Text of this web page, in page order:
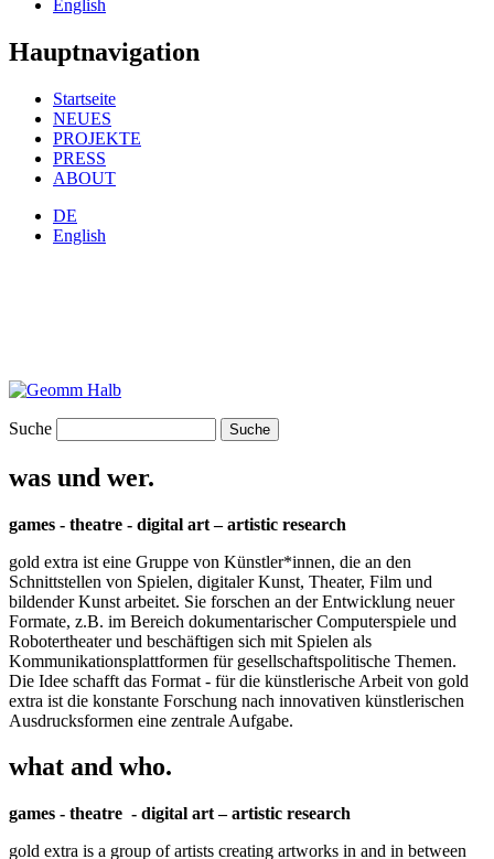
English
Hauptnavigation
Startseite
NEUES
PROJEKTE
PRESS
ABOUT
DE
English
Suche
was und wer.
games - theatre - digital art – artistic research
gold extra ist eine Gruppe von Künstler*innen, die an den
Schnittstellen von Spielen, digitaler Kunst, Theater, Film und
bildender Kunst arbeitet. Sie forschen an der Entwicklung neuer
Formate, z.B. im Bereich dokumentarischer Computerspiele und
Robotertheater und beschäftigen sich mit Spielen als
Kommunikationsplattformen für gesellschaftspolitische Themen.
Die Idee schafft das Format - für die künstlerische Arbeit von gold
extra ist die konstante Forschung nach innovativen künstlerischen
Ausdrucksformen eine zentrale Aufgabe.
what and who.
games - theatre - digital art – artistic research
gold extra is a group of artists creating artworks in and in between